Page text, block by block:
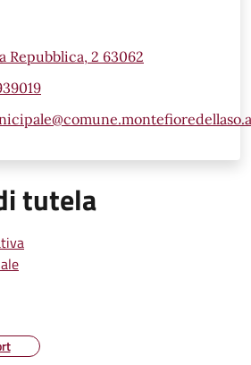
Repubblica, 2 63062
tutela